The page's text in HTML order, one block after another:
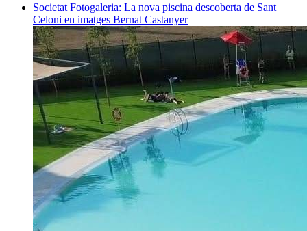
Societat Fotogaleria: La nova piscina descoberta de Sant
Celoni en imatges Bernat Castanyer